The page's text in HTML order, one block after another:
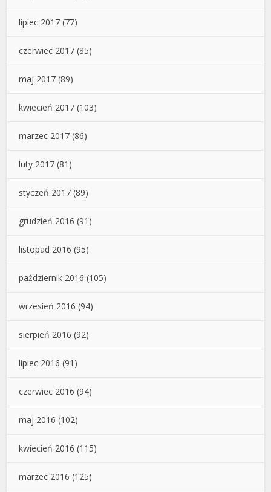
lipiec 2017 (77)
czerwiec 2017 (85)
maj 2017 (89)
kwiecień 2017 (103)
marzec 2017 (86)
luty 2017 (81)
styczeń 2017 (89)
grudzień 2016 (91)
listopad 2016 (95)
październik 2016 (105)
wrzesień 2016 (94)
sierpień 2016 (92)
lipiec 2016 (91)
czerwiec 2016 (94)
maj 2016 (102)
kwiecień 2016 (115)
marzec 2016 (125)